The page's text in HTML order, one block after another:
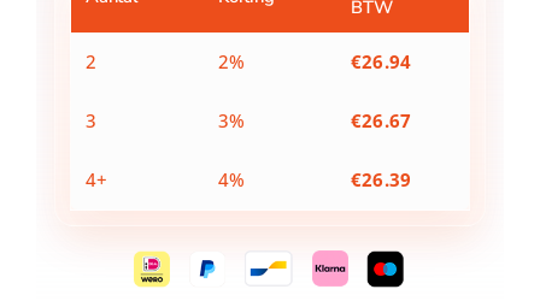
BTW
2 2% €26.94
3 3% €26.67
4+ 4% €26.39